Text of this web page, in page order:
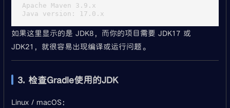
Apache Maven 3.9.x
如果这里显示的是 JDK8，而你的项目需要 JDK17 或
JDK21，就很容易出现编译或运行问题。
3. 检查Gradle使用的JDK
Linux / macOS：